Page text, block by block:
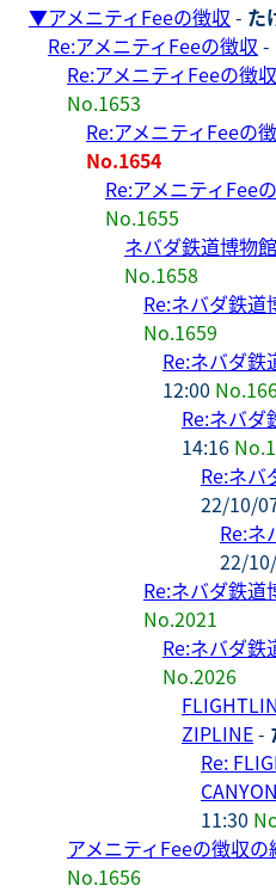
▼アメニティFeeの徴収 - た
Re:アメニティFeeの徴収 -
Re:アメニティFeeの徴収
No.1653
Re:アメニティFeeの
No.1654
Re:アメニティFee
No.1655
ネバダ鉄道博物館
No.1658
Re:ネバダ鉄道
No.1659
Re:ネバダ鉄
12:00
Re:ネバダ
14:16
Re:ネバ
22/10/
Re:ネ
22/
Re:ネバダ鉄道
No.2021
Re:ネバダ鉄
No.2026
ZIPLINE-
Re:
11:30
アメニティFeeの徴収の
No.1656